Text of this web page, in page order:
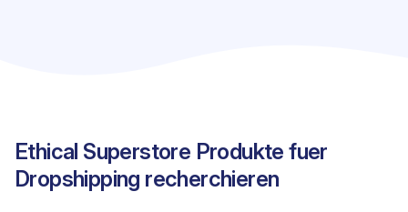
Ethical Superstore Produkte fuer
Dropshipping recherchieren